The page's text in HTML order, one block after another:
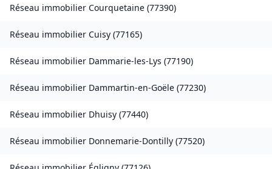
Réseau immobilier Courquetaine (77390)
Réseau immobilier Cuisy (77165)
Réseau immobilier Dammarie-les-Lys (77190)
Réseau immobilier Dammartin-en-Goële (77230)
Réseau immobilier Dhuisy (77440)
Réseau immobilier Donnemarie-Dontilly (77520)